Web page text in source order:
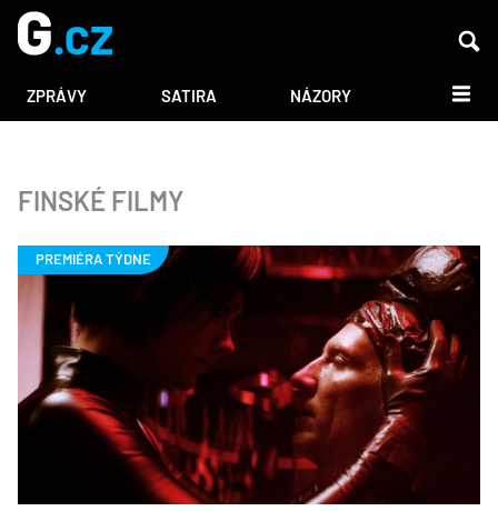
ZPRÁVY SATIRA NÁZORY DALŠÍ
FINSKÉ FILMY